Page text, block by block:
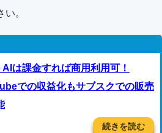
。
は課金すれば商用利用可！
での収益化もサブスクでの販売
続きを読む